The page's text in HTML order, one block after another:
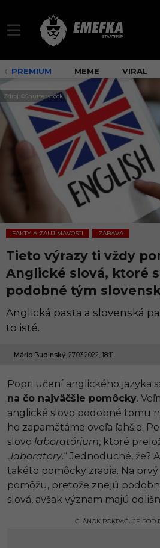
PREMIUM MEME VIRAL
Zdroj: ©Shutterstock
FAKTY A ZAUJÍMAVOSTI
,
ZÁBAVA
Tieto výrazy ti vždy
Anglické slová, ktoré
podobné tým
Anglická pasta a slovenská
to isté.
Mário Budinský 27.03.2022, 18:11
2
0
3
.
2
2
2
1
8
4
1
Popri učení anglického jazyka
na čo najväčšie pomôcky.
anglické slovo podobné tomu
ho zapamätáme oveľa ľahšie.
slovo laboratórium, ktoré
„laboratory.“ Jednoduché, že?
takéto pomôcky zradia. Na prvý
pomôžu, pretože znejú
slová, avšak význam majú
ČLÁNOK POKRAČUJE POD